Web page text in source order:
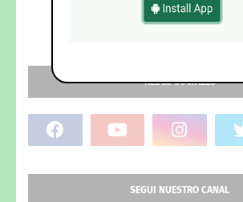
REDES SOCIALES
SEGUI NUESTRO CANAL